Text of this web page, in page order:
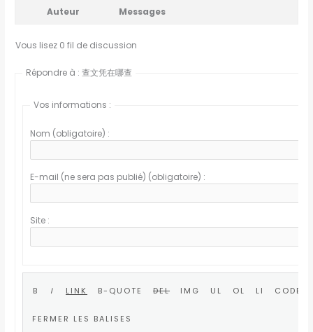
Auteur Messages
Vous lisez 0 fil de discussion
Répondre à : 查文凭在哪查
Vos informations :
Nom (obligatoire) :
E-mail (ne sera pas publié) (obligatoire) :
Site :